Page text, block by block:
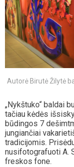
Autorė Birutė Žilytė
„Nykštuko“ baldai
tačiau kėdės
būdingos 7
jungiančiai
tradicijomis.
nusifotografuoti A.
freskos fone.